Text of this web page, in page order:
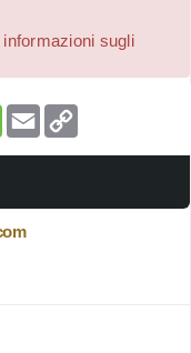
sugli
Message
Email